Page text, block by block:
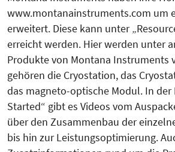
www.montanainstruments.com um
erweitert. Diese kann unter
erreicht werden. Hier werden unter
Produkte von Montana Instruments
gehören die Cryostation, das
das magneto-optische Modul. In der
Started“ gibt es Videos vom
über den Zusammenbau der
bis hin zur Leistungsoptimierung.